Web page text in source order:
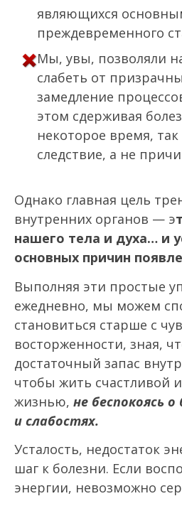
являющихся
преждевременного
Мы, увы, позволяли
слабеть от
замедление
этом сдерживая
некоторое время,
следствие, а не
Однако главная цель
внутренних органов — э
нашего тела и духа… и
основных причин
Выполняя эти простые
ежедневно, мы можем
становиться старше с
восторженности, зная,
достаточный запас
чтобы жить счастливой
жизнью, не беспокоясь
и слабостях.
Усталость, недостаток
шаг к болезни. Если
энергии, невозможно